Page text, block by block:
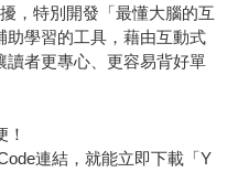
，特別開發「最懂大腦的互
助學習的工具，藉由互動式
讀者更專心、更容易背好單
連結，就能立即下載「Y